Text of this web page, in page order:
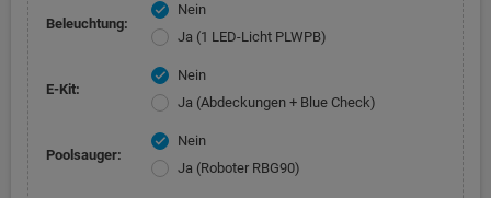
Beleuchtung:
check
Nein
Ja (1 LED-Licht PLWPB)
E-Kit:
check
Nein
Ja (Abdeckungen + Blue Check)
Poolsauger:
check
Nein
Ja (Roboter RBG90)